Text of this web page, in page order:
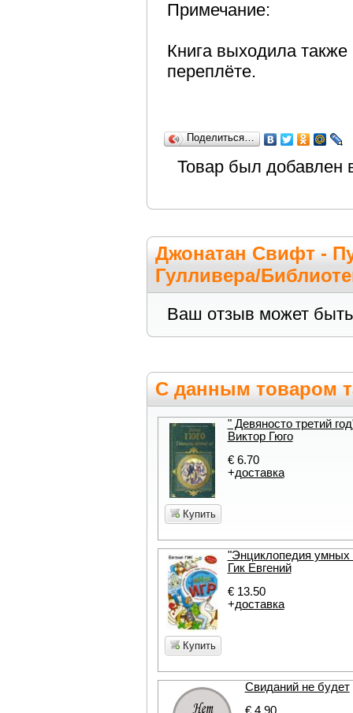
Примечание:
Книга выходила
переплёте.
Поделиться…
Товар был добавлен
Джонатан Свифт -
Гулливера/
Ваш отзыв может
С данным товаром
Купить
" Девяносто третий
Виктор Гюго
€ 6.70
+доставка
Купить
"Энциклопедия умных
Гик Евгений
€ 13.50
+доставка
Свиданий не будет